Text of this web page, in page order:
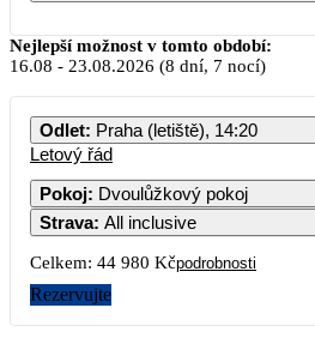
Nejlepší možnost v tomto období:
16.08 - 23.08.2026 (8 dní, 7 nocí)
Odlet: Praha (letiště), 14:20
Letový řád
Pokoj: Dvoulůžkový pokoj
Strava: All inclusive
Celkem: 44 980 Kčpodrobnosti
Rezervujte